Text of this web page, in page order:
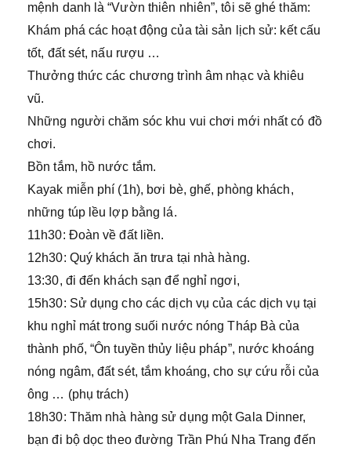
mệnh danh là “Vườn thiên nhiên”, tôi sẽ ghé thăm:
Khám phá các hoạt động của tài sản lịch sử: kết cấu
tốt, đất sét, nấu rượu …
Thưởng thức các chương trình âm nhạc và khiêu
vũ.
Những người chăm sóc khu vui chơi mới nhất có đồ
chơi.
Bồn tắm, hồ nước tắm.
Kayak miễn phí (1h), bơi bè, ghế, phòng khách,
những túp lều lợp bằng lá.
11h30: Đoàn về đất liền.
12h30: Quý khách ăn trưa tại nhà hàng.
13:30, đi đến khách sạn để nghỉ ngơi,
15h30: Sử dụng cho các dịch vụ của các dịch vụ tại
khu nghỉ mát trong suối nước nóng Tháp Bà của
thành phố, “Ôn tuyền thủy liệu pháp”, nước khoáng
nóng ngâm, đất sét, tắm khoáng, cho sự cứu rỗi của
ông … (phụ trách)
18h30: Thăm nhà hàng sử dụng một Gala Dinner,
bạn đi bộ dọc theo đường Trần Phú Nha Trang đến